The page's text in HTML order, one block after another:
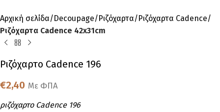
Αρχική σελίδα Decoupage Ριζόχαρτα Ριζόχαρτα Cadence
Ριζόχαρτα Cadence 42x31cm
Ριζόχαρτο Cadence 196
€2,40 Με ΦΠΑ
ριζόχαρτο Cadence 196